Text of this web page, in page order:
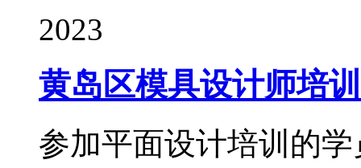
2023
黄岛区模具设计师培
参加平面设计培训的